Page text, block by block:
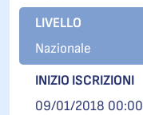
LIVELLO
Nazionale
INIZIO ISCRIZIONI
09/01/2018 00:00